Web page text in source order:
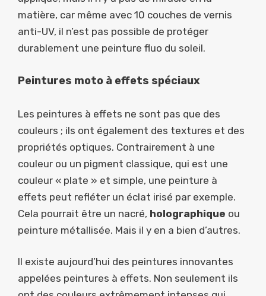
matière, car même avec 10 couches de vernis
anti-UV, il n’est pas possible de protéger
durablement une peinture fluo du soleil.
Peintures moto à effets spéciaux
Les peintures à effets ne sont pas que des
couleurs ; ils ont également des textures et des
propriétés optiques. Contrairement à une
couleur ou un pigment classique, qui est une
couleur « plate » et simple, une peinture à
effets peut refléter un éclat irisé par exemple.
Cela pourrait être un nacré, holographique ou
peinture métallisée. Mais il y en a bien d’autres.
Il existe aujourd’hui des peintures innovantes
appelées peintures à effets. Non seulement ils